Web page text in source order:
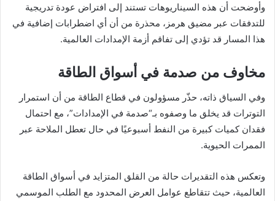
وأوضحت أن هذه السيناريوهات تستند إلى افتراض عودة تدريجية
للتدفقات عبر مضيق هرمز، محذرة من أن أي اضطرابات إضافية في
هذا المسار قد تؤدي إلى تفاقم أزمة الإمدادات العالمية.
مخاوف من صدمة في أسواق الطاقة
وفي السياق ذاته، حذّر مسؤولون في قطاع الطاقة من أن استمرار
التوترات قد يخلق ما وصفوه بـ“صدمة في الإمدادات”، مع احتمال
فقدان كميات كبيرة من النفط أسبوعيًا في حال تعطل الملاحة عبر
الممرات الحيوية.
وتعكس هذه التقديرات حالة من القلق المتزايد في أسواق الطاقة
العالمية، حيث تتقاطع عوامل العرض المحدود مع الطلب الموسمي